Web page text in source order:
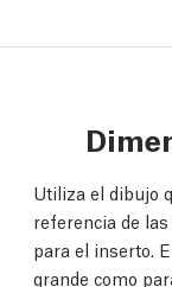
Utiliza el dibujo
referencia de
para el inserto.
grande como